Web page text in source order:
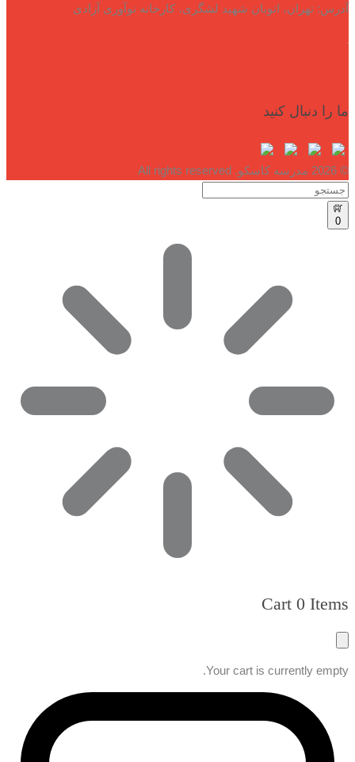
آدرس: تهران، اتوبان شهید لشگری، کارخانه نوآوری آزادی
ما را دنبال کنید
© 2026 مدرسه کاسکو. All rights reserved
0
Cart 0 Items
Your cart is currently empty.